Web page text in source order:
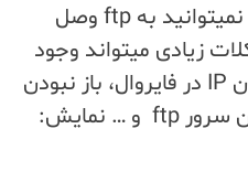
اگر هاست سی پنل دارید و نمیتوانید به ftp وصل
زیادی میتواند وجود
داشته باشد. مثل بلاک شدن IP در فایروال، باز نبودن
پورت ۲۱، نصب یا اجرا نبودن سرور ftp و … نمایش: